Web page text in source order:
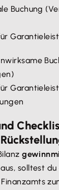
Buchung
aus, solltest